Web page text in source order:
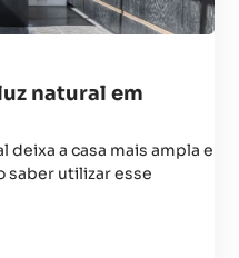
natural em
deixa a casa mais ampla e
saber utilizar esse